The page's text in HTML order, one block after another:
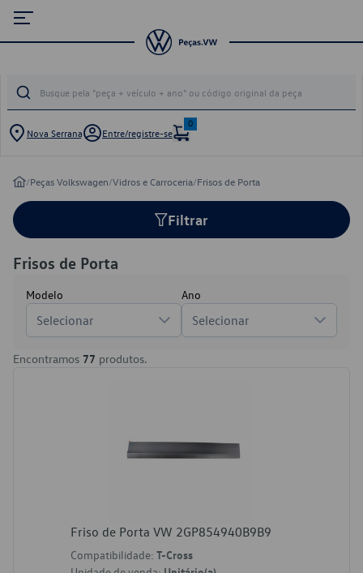
Nova Serrana Entre/registre-se
0
/Peças Volkswagen/Vidros e Carroceria/Frisos de Porta
Filtrar
Frisos de Porta
Modelo
Selecionar
Ano
Selecionar
Encontramos 77 produtos.
Friso de Porta VW 2GP854940B9B9
Compatibilidade: T-Cross